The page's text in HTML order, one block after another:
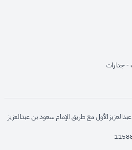
opens
opens
opens
opens in
- جداراتopens in new window
الأول مع طريق الإمام سعود بن عبدالعزيز